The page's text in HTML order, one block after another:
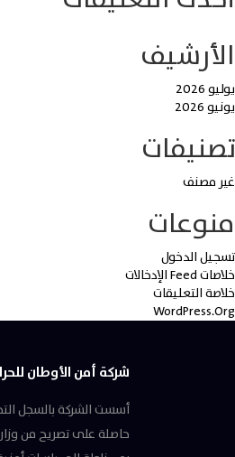
الأرشيف
يوليو 2026
يونيو 2026
تصنيفات
غير مصنف
منوعات
تسجيل الدخول
خلاصات Feed الإدخالات
خلاصة التعليقات
WordPress.org
شركة أمن الأوطان
حاصلة على تصريح من وزارة